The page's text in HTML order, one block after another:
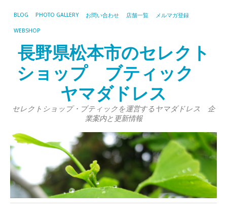
BLOG PHOTO GALLERY お問い合わせ 店舗一覧 メルマガ登録
WEBSHOP
長野県松本市のセレクト
ショップ ブティック
ヤマダドレス
セレクトショップ・ブティックを運営するヤマダドレス 企
業案内と更新情報